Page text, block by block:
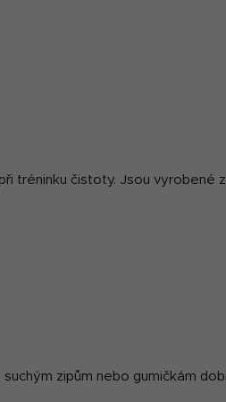
tréninku čistoty. Jsou vyrobené z
zipům nebo gumičkám